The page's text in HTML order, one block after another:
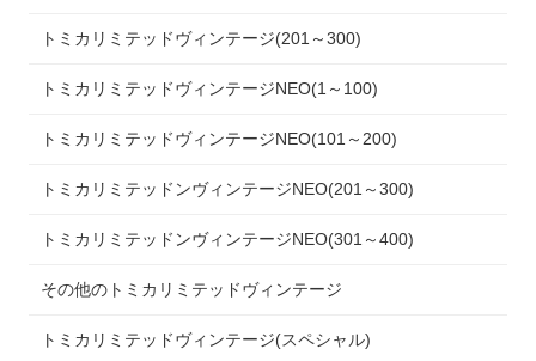
トミカリミテッドヴィンテージ(201～300)
トミカリミテッドヴィンテージNEO(1～100)
トミカリミテッドヴィンテージNEO(101～200)
トミカリミテッドンヴィンテージNEO(201～300)
トミカリミテッドンヴィンテージNEO(301～400)
その他のトミカリミテッドヴィンテージ
トミカリミテッドヴィンテージ(スペシャル)